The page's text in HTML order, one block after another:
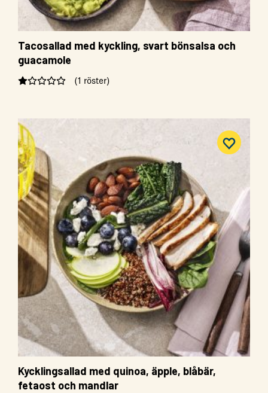
Tacosallad med kyckling, svart bönsalsa och
guacamole
(1 röster)
Kycklingsallad med quinoa, äpple, blåbär,
fetaost och mandlar